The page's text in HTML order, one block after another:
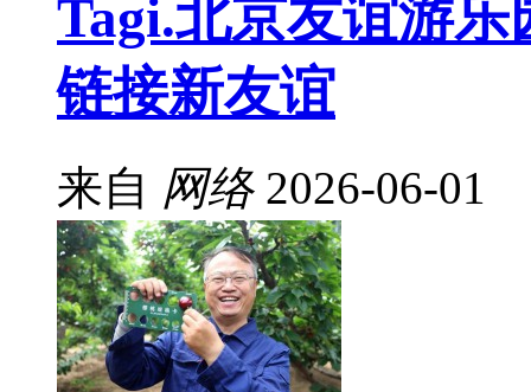
Tagi.北京友谊游
链接新友谊
来自 网络 2026-06-01